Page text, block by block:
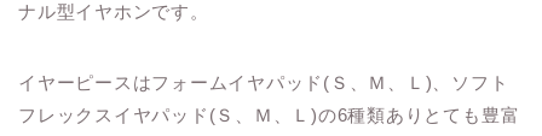
ナル型イヤホンです。
イヤーピースはフォームイヤパッド(Ｓ、Ｍ、Ｌ)、ソフト
フレックスイヤパッド(Ｓ、Ｍ、Ｌ)の6種類ありとても豊富